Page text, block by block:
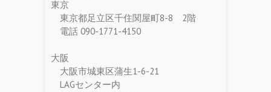
東京
東京都足立区千住関屋町8-8 2階
電話 090-1771-4150
大阪
大阪市城東区蒲生1-6-21
LAGセンター内